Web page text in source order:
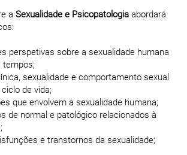
a Sexualidade e Psicopatologia abordará
perspetivas sobre a sexualidade humana
tempos;
sexualidade e comportamento sexual
de vida;
que envolvem a sexualidade humana;
de normal e patológico relacionados à
e transtornos da sexualidade;